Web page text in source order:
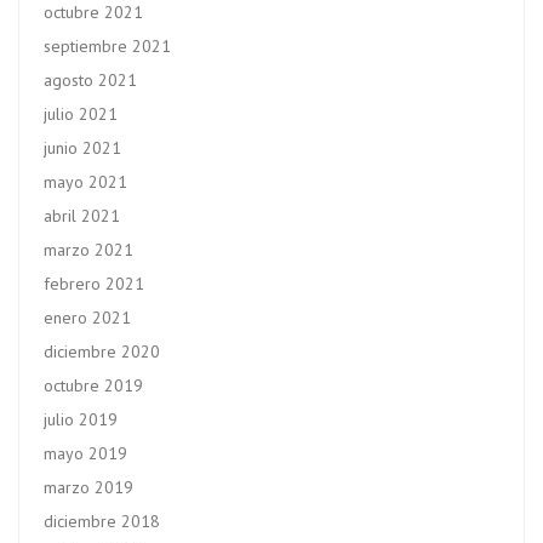
octubre 2021
septiembre 2021
agosto 2021
julio 2021
junio 2021
mayo 2021
abril 2021
marzo 2021
febrero 2021
enero 2021
diciembre 2020
octubre 2019
julio 2019
mayo 2019
marzo 2019
diciembre 2018